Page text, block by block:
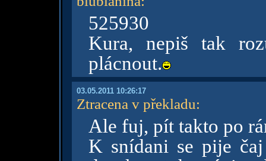
525930
Kura, nepiš tak
plácnout.
03.05.2011 10:26:17
Ztracena v překladu:
Ale fuj, pít takto po
K snídani se pije